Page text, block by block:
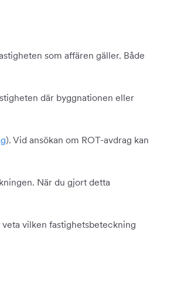
som affären gäller. Både
där byggnationen eller
). Vid ansökan om ROT-avdrag kan
När du gjort detta
vilken fastighetsbeteckning